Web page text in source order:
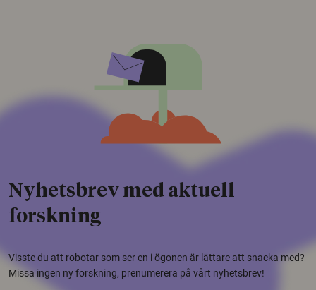
Nyhetsbrev med aktuell
forskning
Visste du att robotar som ser en i ögonen är lättare att snacka med?
Missa ingen ny forskning, prenumerera på vårt nyhetsbrev!